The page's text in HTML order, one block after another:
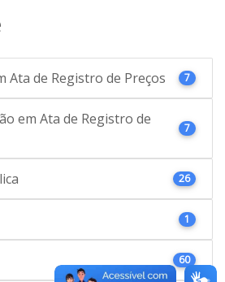
Ata de Registro de Preços 7
em Ata de Registro de
7
26
1
60